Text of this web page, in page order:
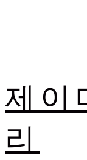
제이
리